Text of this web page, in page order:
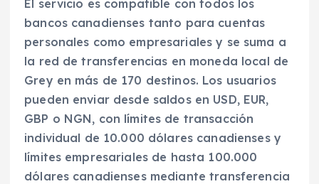
El servicio es compatible con todos los
bancos canadienses tanto para cuentas
personales como empresariales y se suma a
la red de transferencias en moneda local de
Grey en más de 170 destinos. Los usuarios
pueden enviar desde saldos en USD, EUR,
GBP o NGN, con límites de transacción
individual de 10.000 dólares canadienses y
límites empresariales de hasta 100.000
dólares canadienses mediante transferencia